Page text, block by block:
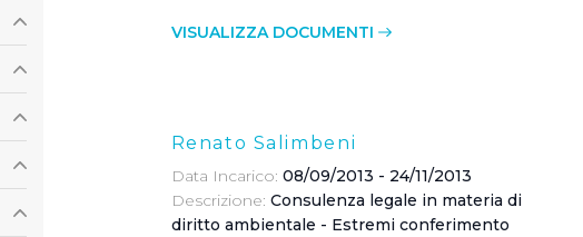
VISUALIZZA DOCUMENTI
Renato Salimbeni
Data Incarico: 08/09/2013 - 24/11/2013
Descrizione: Consulenza legale in materia di
diritto ambientale - Estremi conferimento